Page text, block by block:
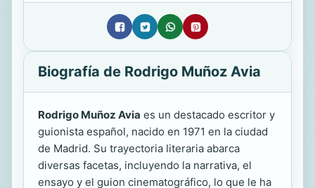
Biografía de Rodrigo Muñoz Avia
Rodrigo Muñoz Avia es un destacado escritor y
guionista español, nacido en 1971 en la ciudad
de Madrid. Su trayectoria literaria abarca
diversas facetas, incluyendo la narrativa, el
ensayo y el guion cinematográfico, lo que le ha